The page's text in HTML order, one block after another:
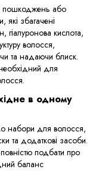
пошкоджень або
збагачені
гіалуронова кислота,
волосся,
та надаючи блиск.
для
в одному
набори для волосся,
та додаткові засоби.
подбати про
баланс